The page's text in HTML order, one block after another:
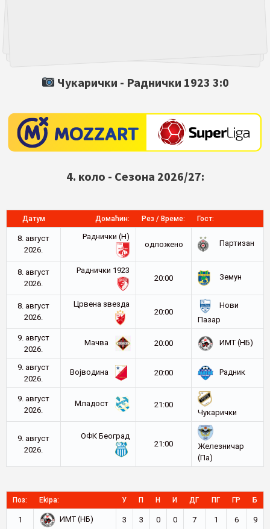
Чукарички - Раднички 1923 3:0
4. коло - Сезона 2026/27:
Датум Домаћин: Рез / Време: Гост:
8. август
2026.
Раднички (Н)
oдложено
Партизан
8. август
2026.
Раднички 1923
20:00
Земун
8. август
2026.
Црвена звезда
20:00
Нови
Пазар
9. август
2026.
Мачва 20:00 ИМТ (НБ)
9. август
2026.
Војводина 20:00 Радник
9. август
2026.
Младост
21:00
Чукарички
9. август
2026.
ОФК Београд
21:00
Железничар
(Па)
Поз: Ekipa: У П Н И ДГ ПГ ГР Б
1 ИМТ (НБ) 3 3 0 0 7 1 6 9